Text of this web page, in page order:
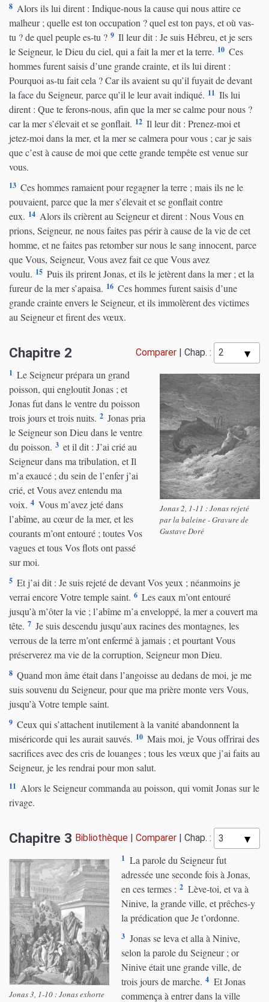
8 Alors ils lui dirent : Indique-nous la cause qui nous attire ce
malheur ; quelle est ton occupation ? quel est ton pays, et où vas-
tu ? de quel peuple es-tu ? 9 Il leur dit : Je suis Hébreu, et je sers
le Seigneur, le Dieu du ciel, qui a fait la mer et la terre. 10 Ces
hommes furent saisis d’une grande crainte, et ils lui dirent :
Pourquoi as-tu fait cela ? Car ils avaient su qu’il fuyait de devant
la face du Seigneur, parce qu’il le leur avait indiqué. 11 Ils lui
dirent : Que te ferons-nous, afin que la mer se calme pour nous ?
car la mer s’élevait et se gonflait. 12 Il leur dit : Prenez-moi et
jetez-moi dans la mer, et la mer se calmera pour vous ; car je sais
que c’est à cause de moi que cette grande tempête est venue sur
vous.
13 Ces hommes ramaient pour regagner la terre ; mais ils ne le
pouvaient, parce que la mer s’élevait et se gonflait contre
eux. 14 Alors ils crièrent au Seigneur et dirent : Nous Vous en
prions, Seigneur, ne nous faites pas périr à cause de la vie de cet
homme, et ne faites pas retomber sur nous le sang innocent, parce
que Vous, Seigneur, Vous avez fait ce que Vous avez
voulu. 15 Puis ils prirent Jonas, et ils le jetèrent dans la mer ; et la
fureur de la mer s’apaisa. 16 Ces hommes furent saisis d’une
grande crainte envers le Seigneur, et ils immolèrent des victimes
au Seigneur et firent des vœux.
Chapitre 2 Comparer Chap. :
Jonas 2, 1-11 : Jonas rejeté
par la baleine - Gravure de
Gustave Doré
1 Le Seigneur prépara un grand
poisson, qui engloutit Jonas ; et
Jonas fut dans le ventre du poisson
trois jours et trois nuits. 2 Jonas pria
le Seigneur son Dieu dans le ventre
du poisson. 3 et il dit : J’ai crié au
Seigneur dans ma tribulation, et Il
m’a exaucé ; du sein de l’enfer j’ai
crié, et Vous avez entendu ma
voix. 4 Vous m’avez jeté dans
l’abîme, au cœur de la mer, et les
courants m’ont entouré ; toutes Vos
vagues et tous Vos flots ont passé
sur moi.
5 Et j’ai dit : Je suis rejeté de devant Vos yeux ; néanmoins je
verrai encore Votre temple saint. 6 Les eaux m’ont entouré
jusqu’à m’ôter la vie ; l’abîme m’a enveloppé, la mer a couvert ma
tête. 7 Je suis descendu jusqu’aux racines des montagnes, les
verrous de la terre m’ont enfermé à jamais ; et pourtant Vous
préserverez ma vie de la corruption, Seigneur mon Dieu.
8 Quand mon âme était dans l’angoisse au dedans de moi, je me
suis souvenu du Seigneur, pour que ma prière monte vers Vous,
jusqu’à Votre temple saint.
9 Ceux qui s’attachent inutilement à la vanité abandonnent la
miséricorde qui les aurait sauvés. 10 Mais moi, je Vous offrirai des
sacrifices avec des cris de louanges ; tous les vœux que j’ai faits au
Seigneur, je les rendrai pour mon salut.
11 Alors le Seigneur commanda au poisson, qui vomit Jonas sur le
rivage.
Chapitre 3 Bibliothèque Comparer Chap. :
Jonas 3, 1-10 : Jonas exhorte
1 La parole du Seigneur fut
adressée une seconde fois à Jonas,
en ces termes : 2 Lève-toi, et va à
Ninive, la grande ville, et prêches-y
la prédication que Je t’ordonne.
3 Jonas se leva et alla à Ninive,
selon la parole du Seigneur ; or
Ninive était une grande ville, de
trois jours de marche. 4 Et Jonas
commença à entrer dans la ville